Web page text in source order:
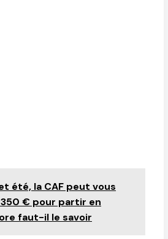
été, la CAF peut vous
350 € pour partir en
faut-il le savoir